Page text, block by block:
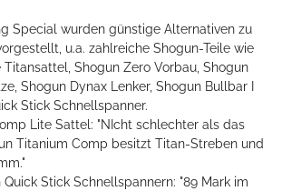
Special wurden günstige Alternativen zu
u.a. zahlreiche Shogun-Teile wie
Shogun Zero Vorbau, Shogun
Shogun Dynax Lenker, Shogun Bullbar I
Stick Schnellspanner.
Lite Sattel: "NIcht schlechter als das
Titanium Comp besitzt Titan-Streben und
Stick Schnellspannern: "89 Mark im